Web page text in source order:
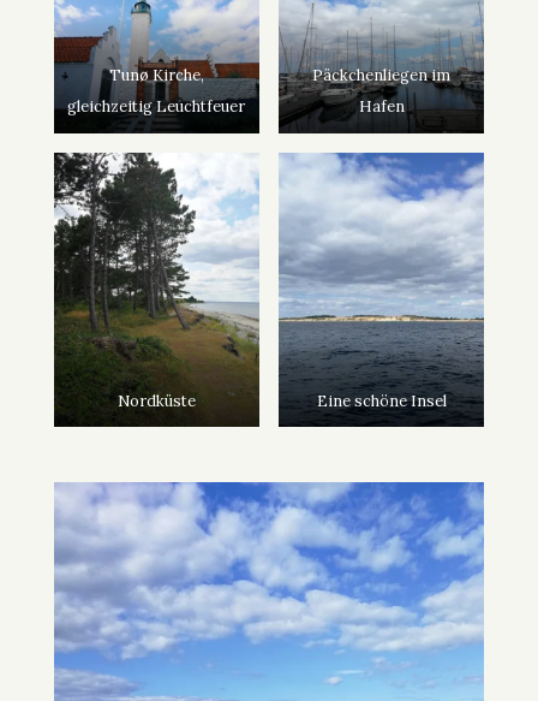
Tunø Kirche,
gleichzeitig Leuchtfeuer
Päckchenliegen im
Hafen
Nordküste Eine schöne Insel